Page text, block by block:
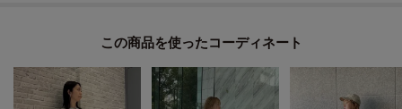
この商品を使った